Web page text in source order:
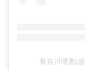
長谷川理恵